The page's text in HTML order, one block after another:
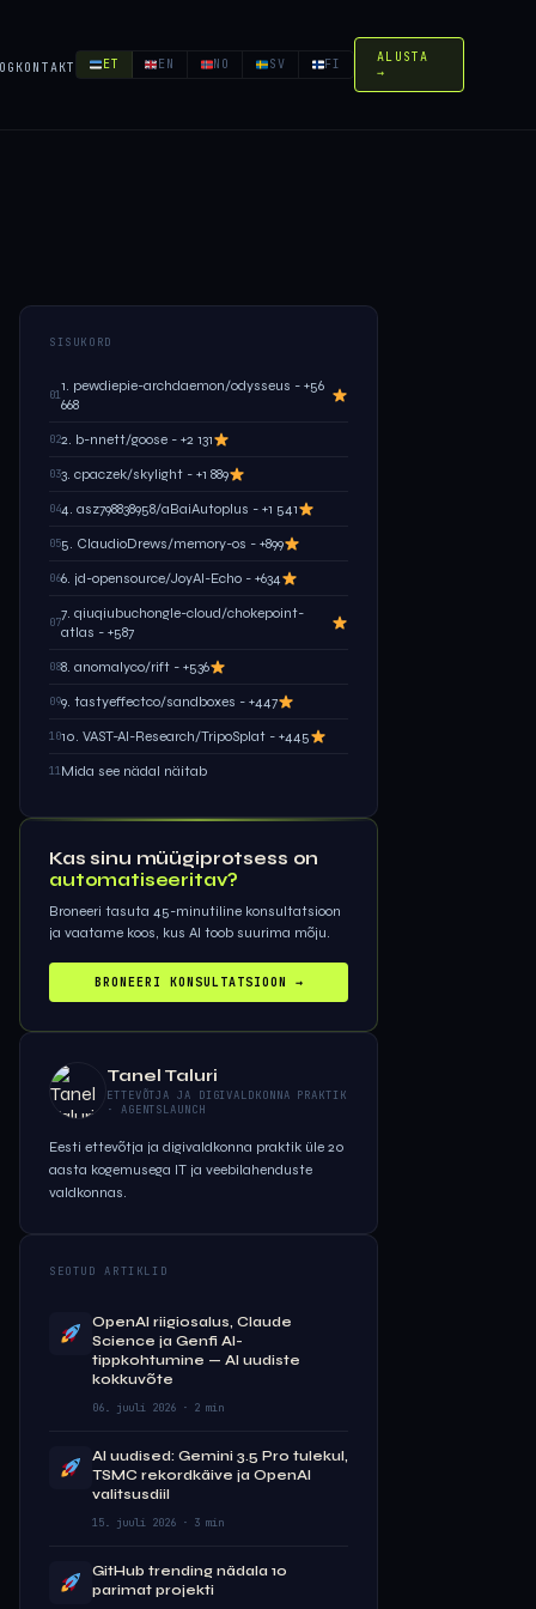
KONTAKT ET EN NO SV FI
ALUSTA
→
SISUKORD
01
1. pewdiepie-archdaemon/odysseus - +56
668
022. b-nnett/goose - +2 131
033. cpaczek/skylight - +1 889
044. asz798838958/aBaiAutoplus - +1 541
055. ClaudioDrews/memory-os - +899
066. jd-opensource/JoyAI-Echo - +634
07
7. qiuqiubuchongle-cloud/chokepoint-
atlas - +587
088. anomalyco/rift - +536
099. tastyeffectco/sandboxes - +447
1010. VAST-AI-Research/TripoSplat - +445
11Mida see nädal näitab
Kas sinu müügiprotsess on
automatiseeritav?
Broneeri tasuta 45-minutiline konsultatsioon
ja vaatame koos, kus AI toob suurima mõju.
BRONEERI KONSULTATSIOON →
Tanel Taluri
ETTEVÕTJA JA DIGIVALDKONNA PRAKTIK
· AGENTSLAUNCH
Eesti ettevõtja ja digivaldkonna praktik üle 20
aasta kogemusega IT ja veebilahenduste
valdkonnas.
SEOTUD ARTIKLID
OpenAI riigiosalus, Claude
Science ja Genfi AI-
tippkohtumine — AI uudiste
kokkuvõte
06. juuli 2026 · 2 min
AI uudised: Gemini 3.5 Pro tulekul,
TSMC rekordkäive ja OpenAI
valitsusdiil
15. juuli 2026 · 3 min
GitHub trending nädala 10
parimat projekti